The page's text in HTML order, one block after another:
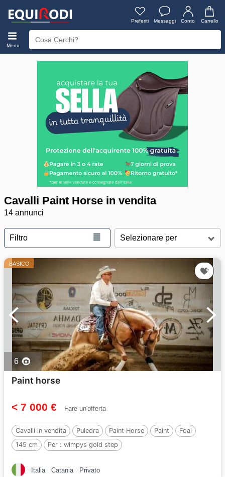
Preferiti Messaggi Conto Carrello
Menu
Cavalli Paint Horse in vendita
14 annunci
Filtro ≣
BASICO
6
Paint horse
< 7 000 € Fare un'offerta
Cavalli in vendita Puledra Paint Horse Paint
Foal
145 cm
Per : wimpys gold step
Italia Catania Privato